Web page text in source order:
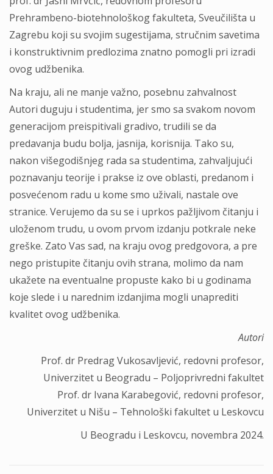
Prehrambeno-biotehnološkog fakulteta, Sveučilišta u
Zagrebu koji su svojim sugestijama, stručnim savetima
i konstruktivnim predlozima znatno pomogli pri izradi
ovog udžbenika.
Na kraju, ali ne manje važno, posebnu zahvalnost
Autori duguju i studentima, jer smo sa svakom novom
generacijom preispitivali gradivo, trudili se da
predavanja budu bolja, jasnija, korisnija. Tako su,
nakon višegodišnjeg rada sa studentima, zahvaljujući
poznavanju teorije i prakse iz ove oblasti, predanom i
posvećenom radu u kome smo uživali, nastale ove
stranice. Verujemo da su se i uprkos pažljivom čitanju i
uloženom trudu, u ovom prvom izdanju potkrale neke
greške. Zato Vas sad, na kraju ovog predgovora, a pre
nego pristupite čitanju ovih strana, molimo da nam
ukažete na eventualne propuste kako bi u godinama
koje slede i u narednim izdanjima mogli unaprediti
kvalitet ovog udžbenika.
Autori
Prof. dr Predrag Vukosavljević, redovni profesor,
Univerzitet u Beogradu – Poljoprivredni fakultet
Prof. dr Ivana Karabegović, redovni profesor,
Univerzitet u Nišu – Tehnološki fakultet u Leskovcu
U Beogradu i Leskovcu, novembra 2024.